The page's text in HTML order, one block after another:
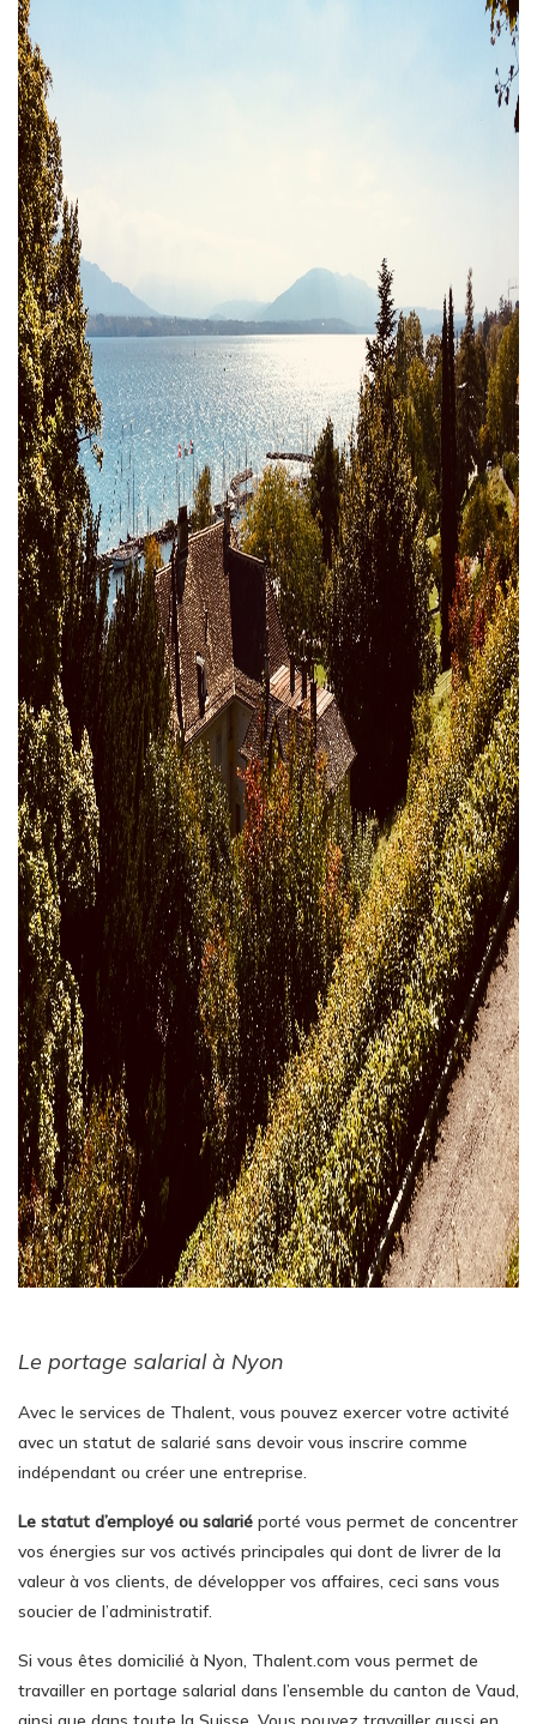
Le portage salarial à Nyon
Avec le services de Thalent, vous pouvez exercer votre activité
avec un statut de salarié sans devoir vous inscrire comme
indépendant ou créer une entreprise.
Le statut d’employé ou salarié porté vous permet de concentrer
vos énergies sur vos activés principales qui dont de livrer de la
valeur à vos clients, de développer vos affaires, ceci sans vous
soucier de l’administratif.
Si vous êtes domicilié à Nyon, Thalent.com vous permet de
travailler en portage salarial dans l’ensemble du canton de Vaud,